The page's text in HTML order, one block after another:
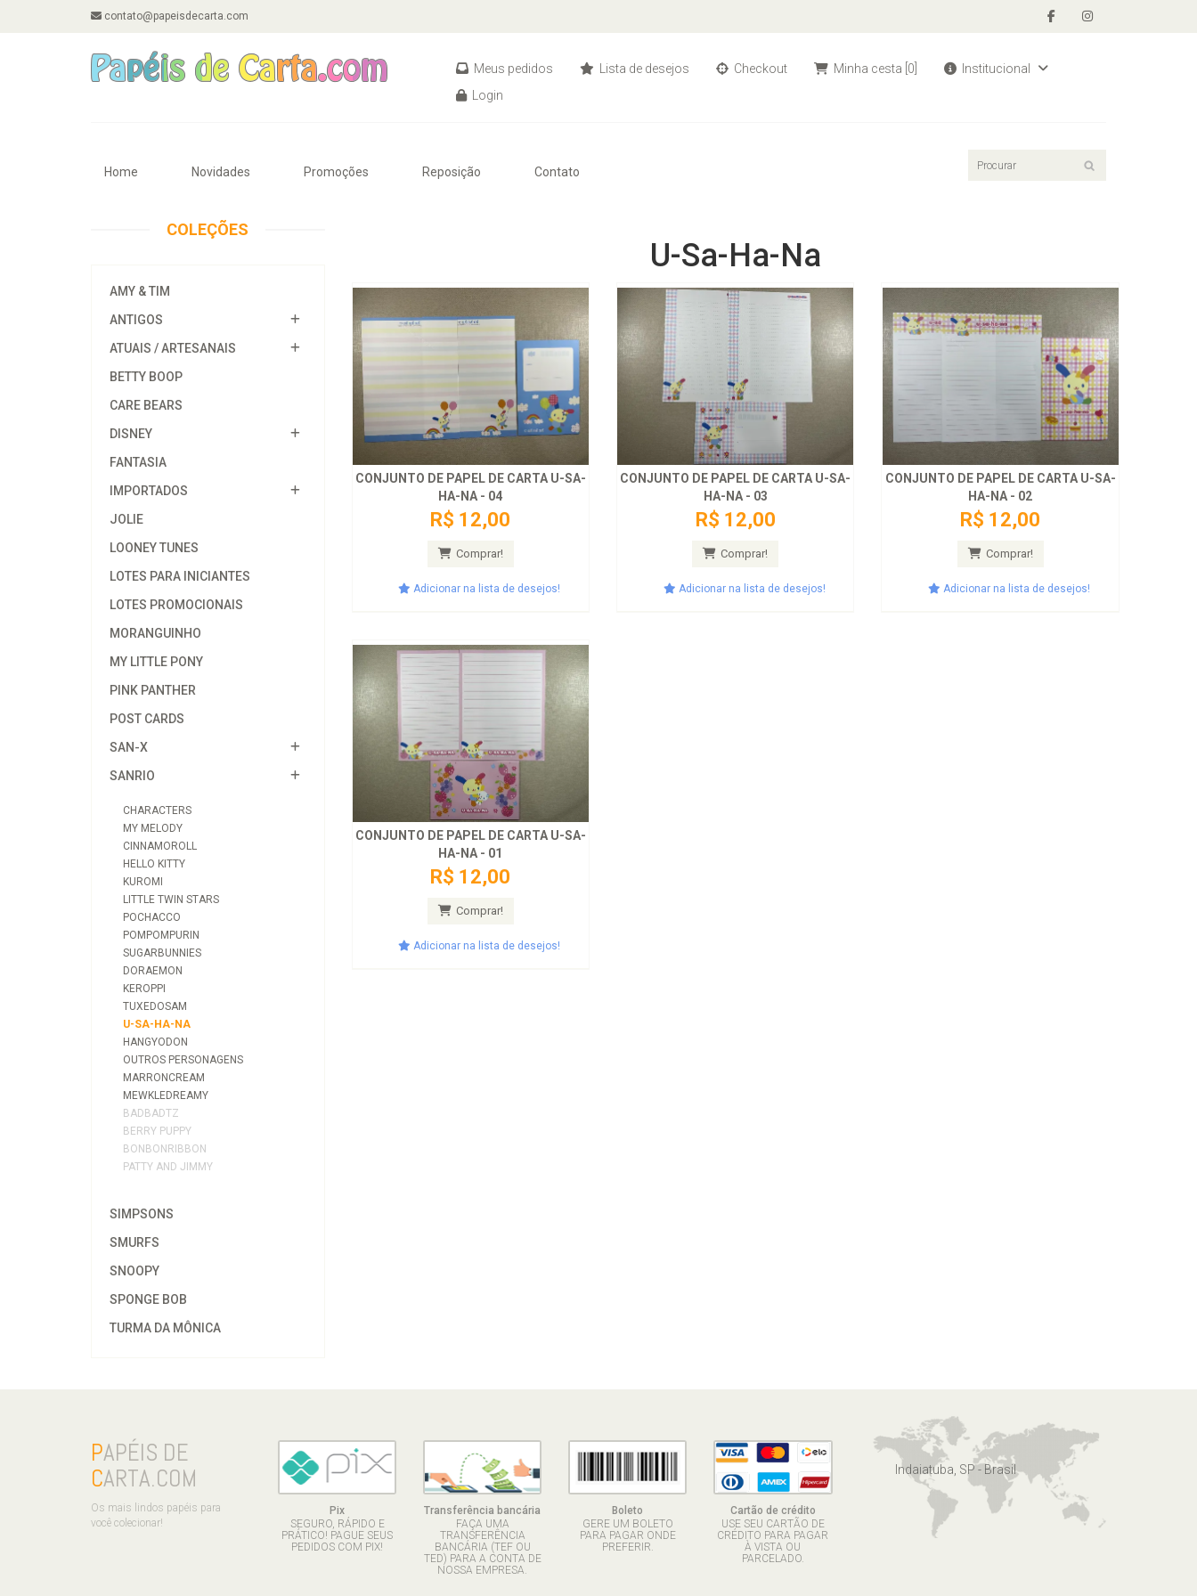
contato@papeisdecarta.com
Meus pedidos Lista de desejos Checkout Minha cesta [0]
Institucional
Login
Home Novidades Promoções Reposição Contato
COLEÇÕES
AMY & TIM
ANTIGOS
ATUAIS / ARTESANAIS
BETTY BOOP
CARE BEARS
DISNEY
FANTASIA
IMPORTADOS
JOLIE
LOONEY TUNES
LOTES PARA INICIANTES
LOTES PROMOCIONAIS
MORANGUINHO
MY LITTLE PONY
PINK PANTHER
POST CARDS
SAN-X
SANRIO
CHARACTERS
MY MELODY
CINNAMOROLL
HELLO KITTY
KUROMI
LITTLE TWIN STARS
POCHACCO
POMPOMPURIN
SUGARBUNNIES
DORAEMON
KEROPPI
TUXEDOSAM
U-SA-HA-NA
HANGYODON
OUTROS PERSONAGENS
MARRONCREAM
MEWKLEDREAMY
BADBADTZ
BERRY PUPPY
BONBONRIBBON
PATTY AND JIMMY
SIMPSONS
SMURFS
SNOOPY
SPONGE BOB
TURMA DA MÔNICA
U-Sa-Ha-Na
CONJUNTO DE PAPEL DE CARTA U-SA-
HA-NA - 04
R$ 12,00
Comprar!
Adicionar na lista de desejos!
CONJUNTO DE PAPEL DE CARTA U-SA-
HA-NA - 03
R$ 12,00
Comprar!
Adicionar na lista de desejos!
CONJUNTO DE PAPEL DE CARTA U-SA-
HA-NA - 02
R$ 12,00
Comprar!
Adicionar na lista de desejos!
CONJUNTO DE PAPEL DE CARTA U-SA-
HA-NA - 01
R$ 12,00
Comprar!
Adicionar na lista de desejos!
PAPÉIS DE
CARTA.COM
Os mais lindos papéis para
você colecionar!
Pix
SEGURO, RÁPIDO E
PRÁTICO! PAGUE SEUS
PEDIDOS COM PIX!
Transferência bancária
FAÇA UMA
TRANSFERÊNCIA
BANCÁRIA (TEF OU
TED) PARA A CONTA DE
NOSSA EMPRESA.
Boleto
GERE UM BOLETO
PARA PAGAR ONDE
PREFERIR.
Cartão de crédito
USE SEU CARTÃO DE
CRÉDITO PARA PAGAR
À VISTA OU
PARCELADO.
Indaiatuba, SP - Brasil